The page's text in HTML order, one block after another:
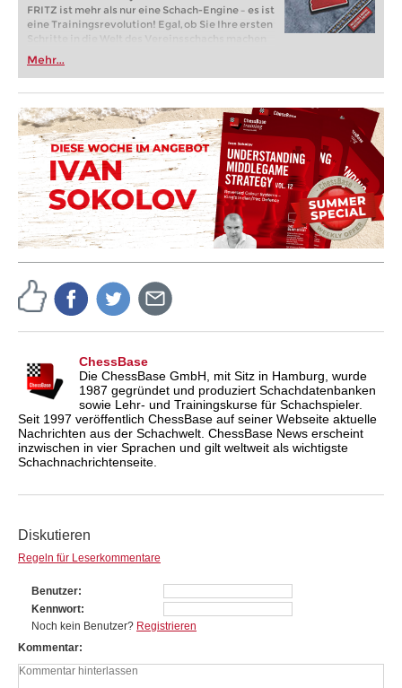
FRITZ ist mehr als nur eine Schach-Engine – es ist
eine Trainingsrevolution! Egal, ob Sie Ihre ersten
Schritte in die Welt des Vereinsschachs machen
oder bereits auf Turnierniveau spielen: Mit
FRITZ trainieren Sie effizienter, intelligenter und
individueller als je zuvor.
Mehr...
ChessBase
Die ChessBase GmbH, mit Sitz in Hamburg, wurde
1987 gegründet und produziert Schachdatenbanken
sowie Lehr- und Trainingskurse für Schachspieler.
Seit 1997 veröffentlich ChessBase auf seiner Webseite aktuelle
Nachrichten aus der Schachwelt. ChessBase News erscheint
inzwischen in vier Sprachen und gilt weltweit als wichtigste
Schachnachrichtenseite.
Diskutieren
Regeln für Leserkommentare
Benutzer
Kennwort
Noch kein Benutzer? Registrieren
Kommentar